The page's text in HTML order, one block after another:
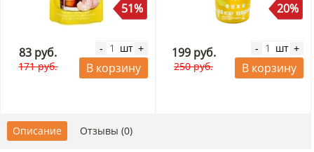
51%
83 руб.
171 руб.
- шт +
В корзину
20%
199 руб.
250 руб.
- шт +
В корзину
Описание Отзывы (0)